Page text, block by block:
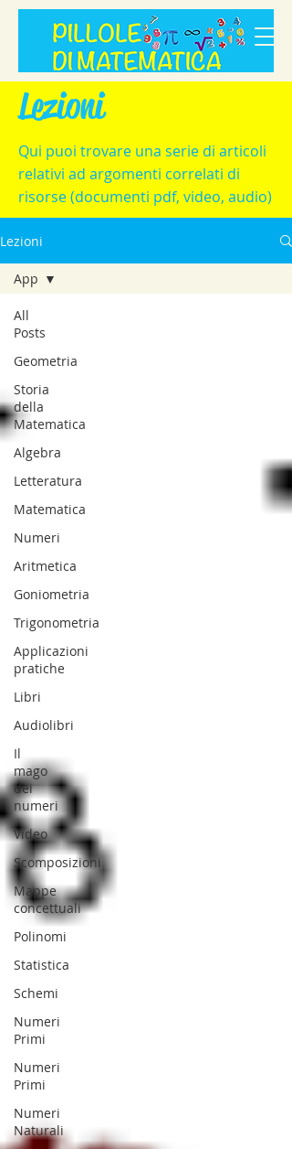
Lezioni
Qui puoi trovare una serie di articoli
relativi ad argomenti correlati di
risorse (documenti pdf, video, audio)
Lezioni
All
Posts
Geometria
Storia
della
Matematica
Algebra
Letteratura
Matematica
Numeri
Aritmetica
Goniometria
Trigonometria
Applicazioni
pratiche
Libri
Audiolibri
Il
mago
dei
numeri
Video
Scomposizioni
Mappe
concettuali
Polinomi
Statistica
Schemi
Numeri
Primi
Numeri
Primi
Numeri
Naturali
App